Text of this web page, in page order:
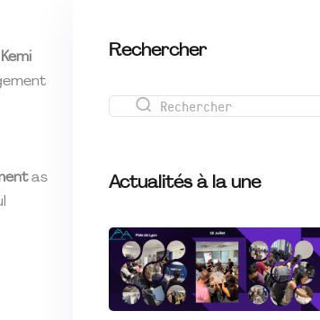
Kemi
as
Rechercher
Actualités à la une